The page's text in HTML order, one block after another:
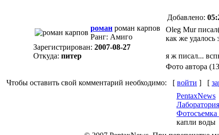
роман роман карпов
Ранг: Амиго
Зарегистрирован: 2007-08-27
Откуда: питер
Добавлено:
Oleg Mur
как же удалось
я ж писал...
Фото автора
Чтобы оставить свой комментарий необходимо: [ войти ] [
PentaxNews
Лаборатория
капли воды